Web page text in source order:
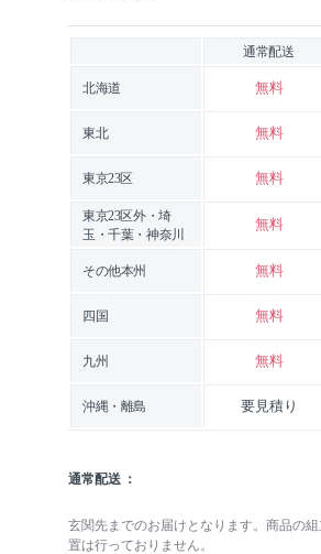
通常配送
北海道 無料
東北 無料
東京23区 無料
東京23区外・埼
玉・千葉・神奈川
無料
その他本州 無料
四国 無料
九州 無料
沖縄・離島 要見積り
通常配送
玄関先までのお届けとなります。商品の
置は行っておりません。